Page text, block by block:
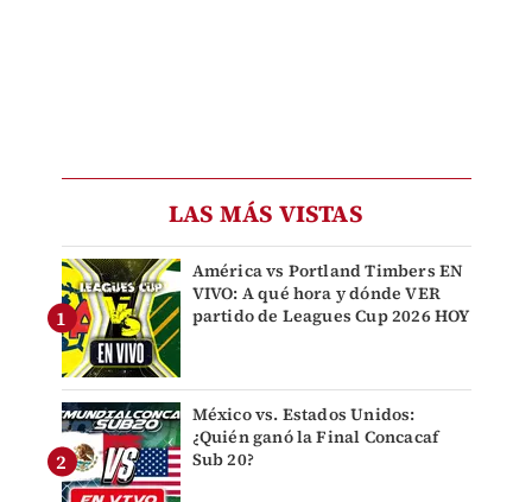
LAS MÁS VISTAS
América vs Portland Timbers EN
VIVO: A qué hora y dónde VER
partido de Leagues Cup 2026 HOY
México vs. Estados Unidos:
¿Quién ganó la Final Concacaf
Sub 20?